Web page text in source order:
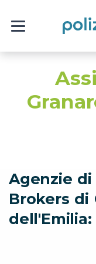
Agenzie di
Brokers di
dell'Emilia: